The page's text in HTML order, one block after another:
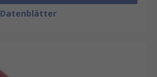
Datenblätter